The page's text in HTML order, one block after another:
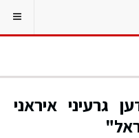
גרעיני איראני